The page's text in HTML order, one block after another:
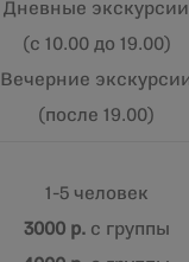
Дневные экскурсии
(с 10.00 до 19.00)
Вечерние
(после 19.00)
1-5 человек
3000 р.с группы